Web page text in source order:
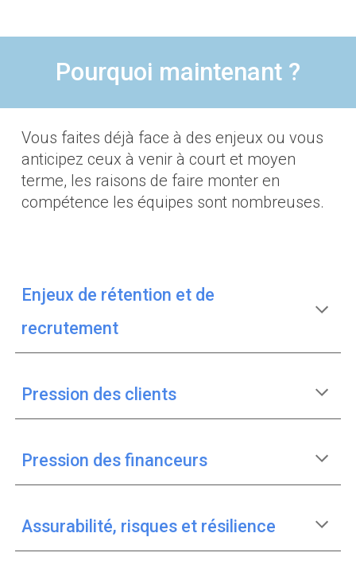
Pourquoi maintenant ?
Vous faites déjà face à des enjeux ou vous
anticipez ceux à venir à court et moyen
terme, les raisons de faire monter en
compétence les équipes sont nombreuses.
Enjeux de rétention et de
recrutement
Pression des clients
Pression des financeurs
Assurabilité, risques et résilience